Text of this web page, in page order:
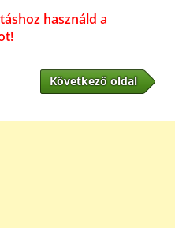
használd a
Következő oldal